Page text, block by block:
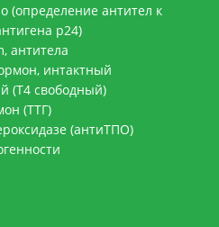
(определение антител к
p24)
антитела
интактный
(Т4 свободный)
(ТТГ)
(антиТПО)